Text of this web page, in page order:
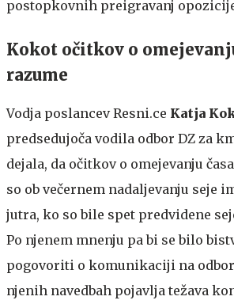
postopkovnih preigravanj
Kokot očitkov o
razume
Vodja poslancev Resni.ce Katja
predsedujoča vodila odbor DZ za
dejala, da očitkov o omejevanju
so ob večernem nadaljevanju seje
jutra, ko so bile spet predvidene
Po njenem mnenju pa bi se bilo
pogovoriti o komunikaciji na
njenih navedbah pojavlja težava